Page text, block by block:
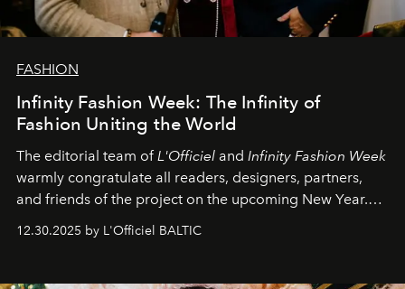
FASHION
Infinity Fashion Week: The Infinity of
Fashion Uniting the World
The editorial team of L'Officiel and Infinity Fashion Week
warmly congratulate all readers, designers, partners,
and friends of the project on the upcoming New Year.
achievements.
12.30.2025 by L'Officiel BALTIC